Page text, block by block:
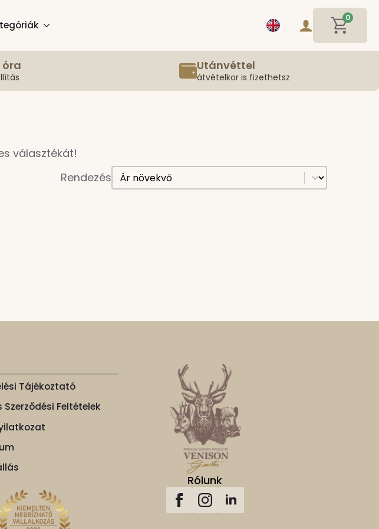
0
óra Utánvéttel
átvételkor is fizethetsz
választékát!
Rendezés:[all] Sorting
Sort content
Tájékoztató
Feltételek
Rólunk